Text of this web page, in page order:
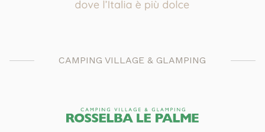
CAMPING VILLAGE & GLAMPING